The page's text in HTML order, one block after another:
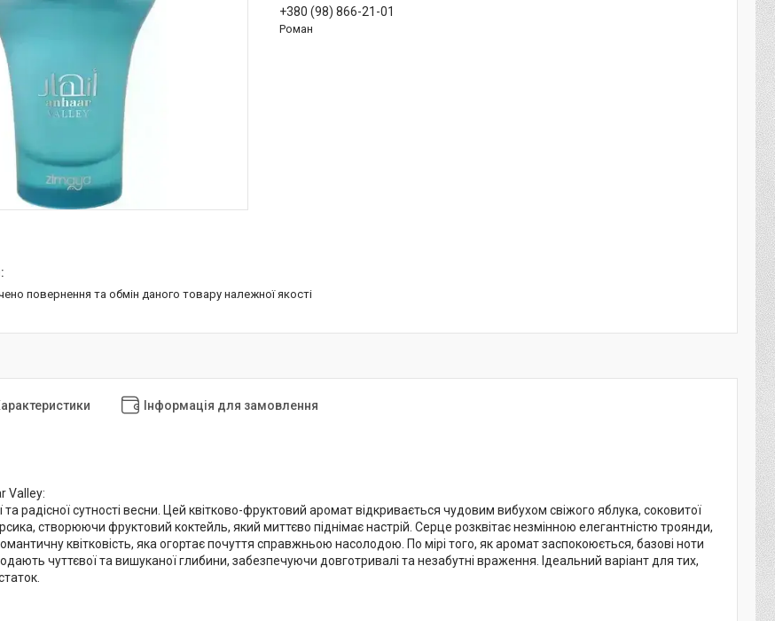
+380 (98) 866-21-01
Роман
повернення та обмін даного товару належної якості
Інформація для замовлення
Valley:
та радісної сутності весни. Цей квітково-фруктовий аромат відкривається чудовим вибухом свіжого яблука, соковитої
створюючи фруктовий коктейль, який миттєво піднімає настрій. Серце розквітає незмінною елегантністю троянди,
квітковість, яка огортає почуття справжньою насолодою. По мірі того, як аромат заспокоюється, базові ноти
чуттєвої та вишуканої глибини, забезпечуючи довготривалі та незабутні враження. Ідеальний варіант для тих,